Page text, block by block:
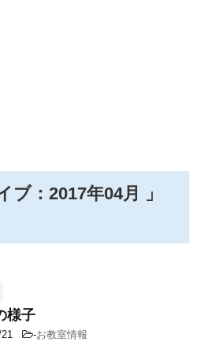
ブ：2017年04月 」
様子
-お教室情報